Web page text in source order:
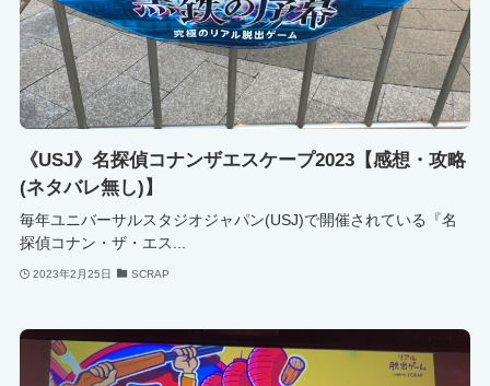
《USJ》名探偵コナンザエスケープ2023【感想・攻略
(ネタバレ無し)】
毎年ユニバーサルスタジオジャパン(USJ)で開催されている『名
探偵コナン・ザ・エス...
2023年2月25日 SCRAP